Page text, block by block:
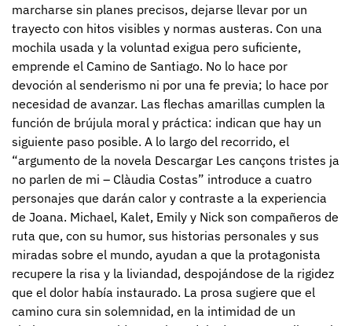
marcharse sin planes precisos, dejarse llevar por un
trayecto con hitos visibles y normas austeras. Con una
mochila usada y la voluntad exigua pero suficiente,
emprende el Camino de Santiago. No lo hace por
devoción al senderismo ni por una fe previa; lo hace por
necesidad de avanzar. Las flechas amarillas cumplen la
función de brújula moral y práctica: indican que hay un
siguiente paso posible. A lo largo del recorrido, el
“argumento de la novela Descargar Les cançons tristes ja
no parlen de mi – Clàudia Costas” introduce a cuatro
personajes que darán calor y contraste a la experiencia
de Joana. Michael, Kalet, Emily y Nick son compañeros de
ruta que, con su humor, sus historias personales y sus
miradas sobre el mundo, ayudan a que la protagonista
recupere la risa y la liviandad, despojándose de la rigidez
que el dolor había instaurado. La prosa sugiere que el
camino cura sin solemnidad, en la intimidad de un